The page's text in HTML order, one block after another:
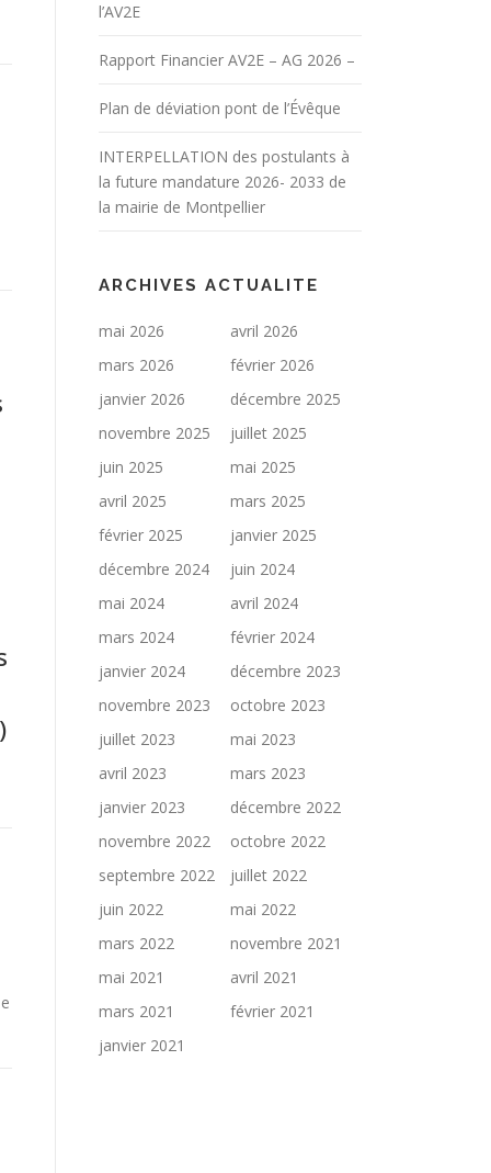
l’AV2E
Rapport Financier AV2E – AG 2026 –
Plan de déviation pont de l’Évêque
INTERPELLATION des postulants à
la future mandature 2026- 2033 de
la mairie de Montpellier
ARCHIVES ACTUALITE
mai 2026
avril 2026
mars 2026
février 2026
janvier 2026
décembre 2025
novembre 2025
juillet 2025
juin 2025
mai 2025
avril 2025
mars 2025
février 2025
janvier 2025
décembre 2024
juin 2024
mai 2024
avril 2024
mars 2024
février 2024
janvier 2024
décembre 2023
novembre 2023
octobre 2023
juillet 2023
mai 2023
avril 2023
mars 2023
janvier 2023
décembre 2022
novembre 2022
octobre 2022
septembre 2022
juillet 2022
juin 2022
mai 2022
mars 2022
novembre 2021
mai 2021
avril 2021
mars 2021
février 2021
janvier 2021